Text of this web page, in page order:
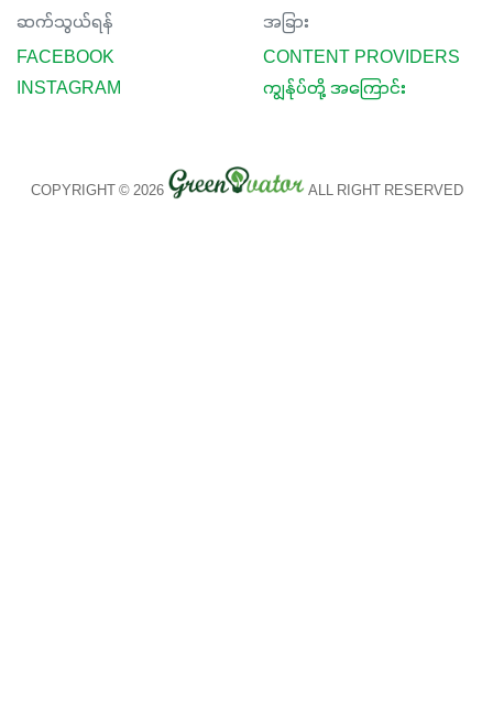
ဆက်သွယ်ရန်
FACEBOOK
INSTAGRAM
အခြား
CONTENT PROVIDERS
ကျွန်ုပ်တို့ အကြောင်း
COPYRIGHT © 2026 ALL RIGHT RESERVED